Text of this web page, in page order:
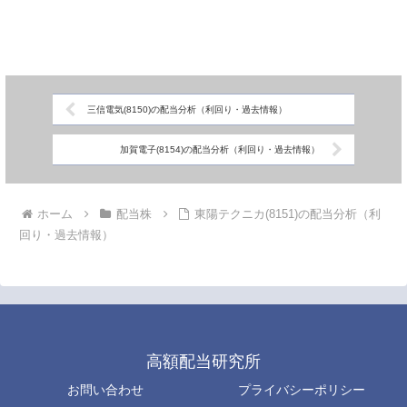
三信電気(8150)の配当分析（利回り・過去情報）
加賀電子(8154)の配当分析（利回り・過去情報）
ホーム 配当株
東陽テクニカ(8151)の配当分析（利
回り・過去情報）
高額配当研究所
お問い合わせ プライバシーポリシー